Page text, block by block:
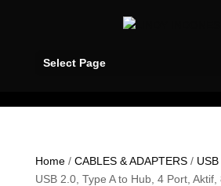
Select Page
Home/ CABLES & ADAPTERS/ USB
USB 2.0, Type A to Hub, 4 Port, Aktif,